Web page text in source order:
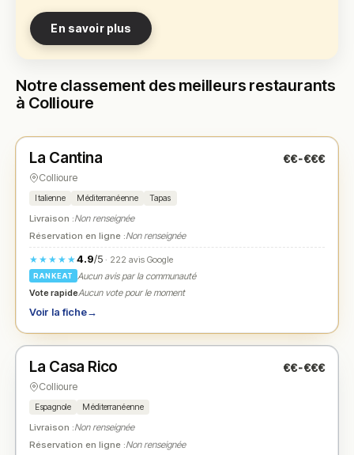
En savoir plus
Notre classement des meilleurs restaurants
à Collioure
★ N° 1
La Cantina €€-€€€
Collioure
Italienne Méditerranéenne Tapas
Livraison :Non renseignée
Réservation en ligne :Non renseignée
★★★★★4.9/5· 222 avis Google
RANKEAT
Aucun avis par la communauté
Vote rapideAucun vote pour le moment
Voir la fiche→
★ N° 2
La Casa Rico €€-€€€
Collioure
Espagnole Méditerranéenne
Livraison :Non renseignée
Réservation en ligne :Non renseignée